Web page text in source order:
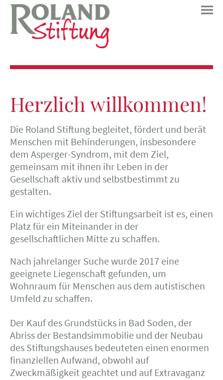
Herzlich willkommen!
Die Roland Stiftung begleitet, fördert und berät
Menschen mit Behinderungen, insbesondere
dem Asperger-Syndrom, mit dem Ziel,
gemeinsam mit ihnen ihr Leben in der
Gesellschaft aktiv und selbstbestimmt zu
gestalten.
Ein wichtiges Ziel der Stiftungsarbeit ist es, einen
Platz für ein Miteinander in der
gesellschaftlichen Mitte zu schaffen.
Nach jahrelanger Suche wurde 2017 eine
geeignete Liegenschaft gefunden, um
Wohnraum für Menschen aus dem autistischen
Umfeld zu schaffen.
Der Kauf des Grundstücks in Bad Soden, der
Abriss der Bestandsimmobilie und der Neubau
des Stiftungshauses bedeuteten einen enormen
finanziellen Aufwand, obwohl auf
Zweckmäßigkeit geachtet und auf Extravaganz